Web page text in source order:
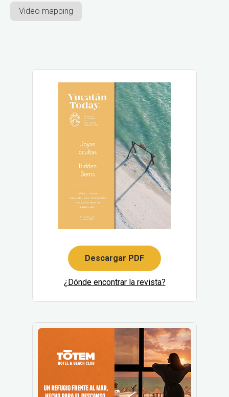
Video mapping
Descargar PDF
¿Dónde encontrar la revista?